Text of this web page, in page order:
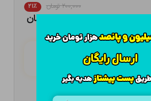
۲۰۰,۰۰۰ تومان ۲۱٪
۱۵۸,۰۰۰ تومان
هـر قسط با تــرب‌پــی: